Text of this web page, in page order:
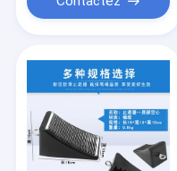
Produits
À propos de nous
Visite de l'usine